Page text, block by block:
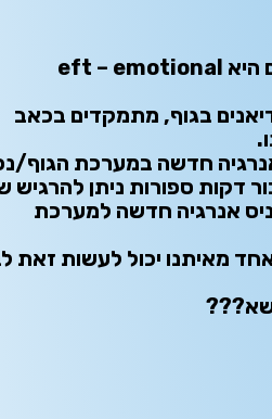
שאני מציגה היום היא eft – emotional
בגוף, מתמקדים בכאב
חדשה במערכת הגוף/
דקות ספורות ניתן להרגיש
אנרגיה חדשה למערכת
מאיתנו יכול לעשות זאת